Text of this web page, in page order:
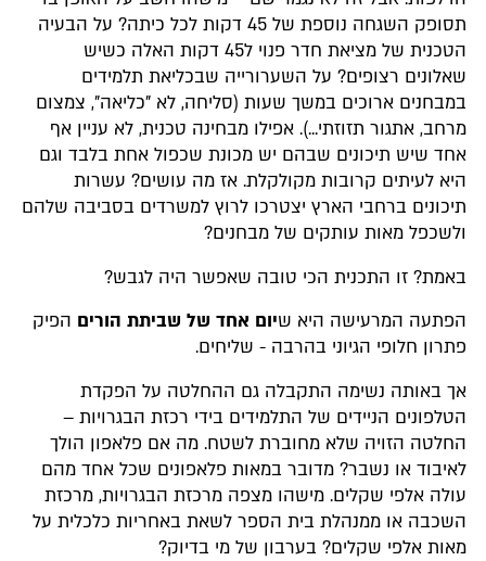
תסופק השגחה נוספת של 45 דקות לכל כיתה? על הבעיה
הטכנית של מציאת חדר פנוי ל45 דקות האלה כשיש
שאלונים רצופים? על השערורייה שבכליאת תלמידים
במבחנים ארוכים במשך שעות (סליחה, לא "כליאה", צמצום
מרחב, אתגור תזוזתי...). אפילו מבחינה טכנית, לא עניין אף
אחד שיש תיכונים שבהם יש מכונת שכפול אחת בלבד וגם
היא לעיתים קרובות מקולקלת. אז מה עושים? עשרות
תיכונים ברחבי הארץ יצטרכו לרוץ למשרדים בסביבה שלהם
ולשכפל מאות עותקים של מבחנים?
באמת? זו התכנית הכי טובה שאפשר היה לגבש?
הפתעה המרעישה היא שיום אחד של שביתת הורים הפיק
פתרון חלופי הגיוני בהרבה - שליחים.
אך באותה נשימה התקבלה גם ההחלטה על הפקדת
הטלפונים הניידים של התלמידים בידי רכזת הבגרויות –
החלטה הזויה שלא מחוברת לשטח. מה אם פלאפון הולך
לאיבוד או נשבר? מדובר במאות פלאפונים שכל אחד מהם
עולה אלפי שקלים. מישהו מצפה מרכזת הבגרויות, מרכזת
השכבה או ממנהלת בית הספר לשאת באחריות כלכלית על
מאות אלפי שקלים? בערבון של מי בדיוק?